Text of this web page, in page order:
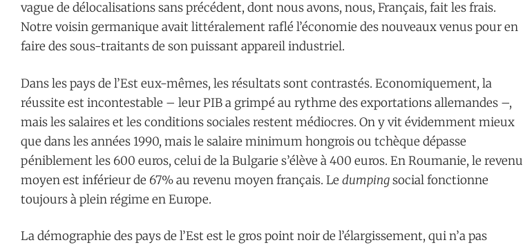
vague de délocalisations sans précédent, dont nous avons, nous, Français, fait les frais.
Notre voisin germanique avait littéralement raflé l’économie des nouveaux venus pour en
faire des sous-traitants de son puissant appareil industriel.
Dans les pays de l’Est eux-mêmes, les résultats sont contrastés. Economiquement, la
réussite est incontestable – leur PIB a grimpé au rythme des exportations allemandes –,
mais les salaires et les conditions sociales restent médiocres. On y vit évidemment mieux
que dans les années 1990, mais le salaire minimum hongrois ou tchèque dépasse
péniblement les 600 euros, celui de la Bulgarie s’élève à 400 euros. En Roumanie, le revenu
moyen est inférieur de 67% au revenu moyen français. Le dumpingsocial fonctionne
toujours à plein régime en Europe.
La démographie des pays de l’Est est le gros point noir de l’élargissement, qui n’a pas